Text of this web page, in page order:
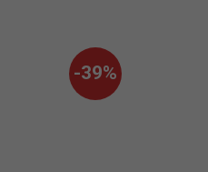
-39%